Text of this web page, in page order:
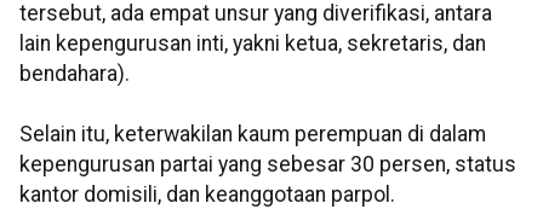
tersebut, ada empat unsur yang diverifikasi, antara
lain kepengurusan inti, yakni ketua, sekretaris, dan
bendahara).
Selain itu, keterwakilan kaum perempuan di dalam
kepengurusan partai yang sebesar 30 persen, status
kantor domisili, dan keanggotaan parpol.